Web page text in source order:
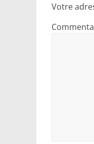
Votre